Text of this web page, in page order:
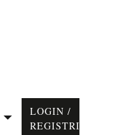
LOGIN /
REGISTRIEREN